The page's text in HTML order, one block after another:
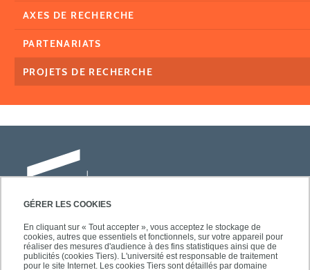
GÉRER LES COOKIES
En cliquant sur « Tout accepter », vous acceptez le stockage de
cookies, autres que essentiels et fonctionnels, sur votre appareil pour
réaliser des mesures d'audience à des fins statistiques ainsi que de
publicités (cookies Tiers). L'université est responsable de traitement
pour le site Internet. Les cookies Tiers sont détaillés par domaine
AXES DE RECHERCHE
PARTENARIATS
PROJETS DE RECHERCHE
Université Paris-Est Créteil
Faculté des lettres, langues et sciences